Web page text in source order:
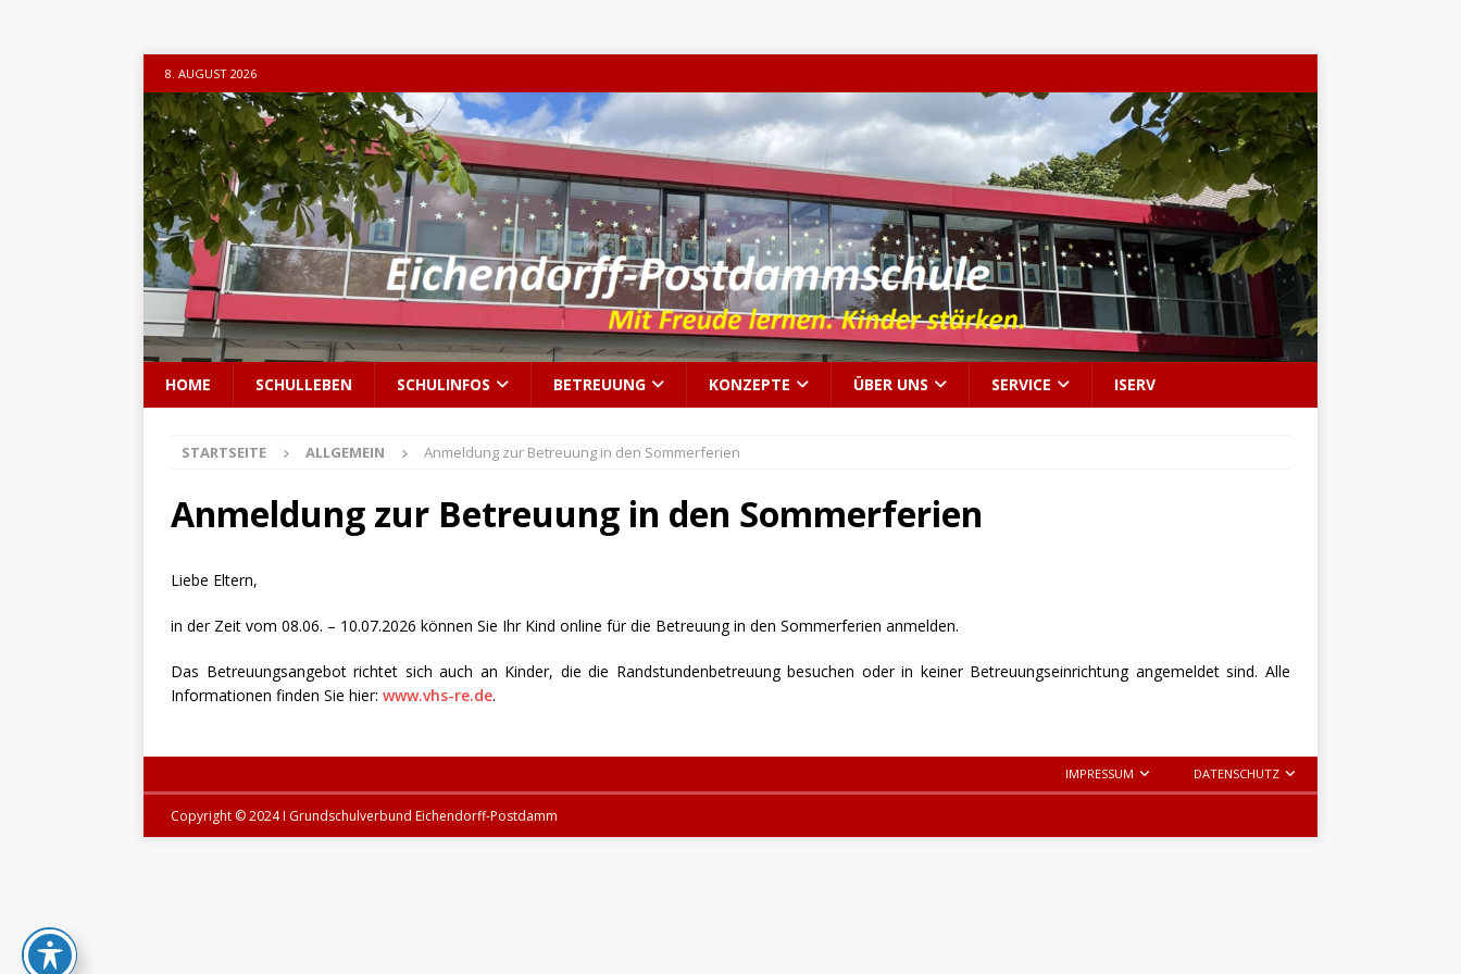
8. AUGUST 2026
HOME SCHULLEBEN SCHULINFOS BETREUUNG KONZEPTE ÜBER UNS SERVICE ISERV
STARTSEITE ALLGEMEIN Anmeldung zur Betreuung in den Sommerferien
Anmeldung zur Betreuung in den Sommerferien
Liebe Eltern,
in der Zeit vom 08.06. – 10.07.2026 können Sie Ihr Kind online für die Betreuung in den Sommerferien anmelden.
Das Betreuungsangebot richtet sich auch an Kinder, die die Randstundenbetreuung besuchen oder in keiner Betreuungseinrichtung angemeldet sind. Alle
Informationen finden Sie hier: www.vhs-re.de.
IMPRESSUM DATENSCHUTZ
Copyright © 2024 I Grundschulverbund Eichendorff-Postdamm